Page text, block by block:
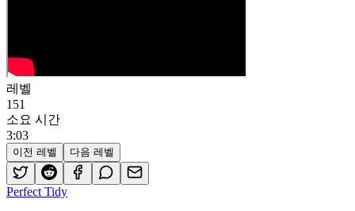
레벨
151
소요 시간
3:03
이전 레벨 다음 레벨
Perfect Tidy